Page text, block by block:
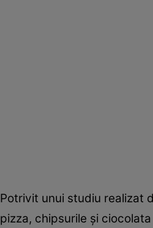
Potrivit unui studiu realizat
pizza, chipsurile şi